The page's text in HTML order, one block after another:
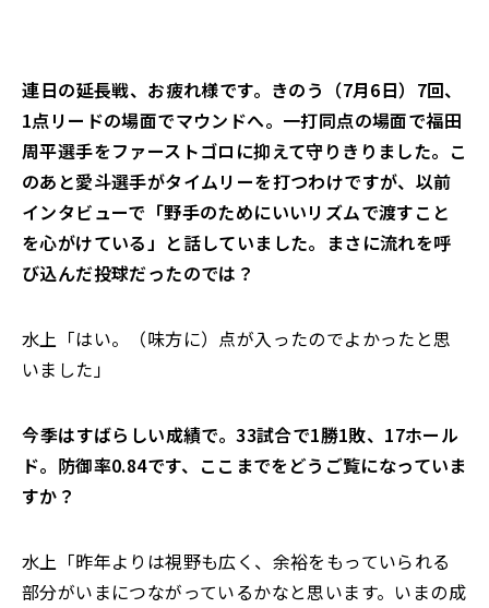
――連日の延長戦、お疲れ様です。きのう（7月6日）7回、
1点リードの場面でマウンドへ。一打同点の場面で福田
周平選手をファーストゴロに抑えて守りきりました。こ
のあと愛斗選手がタイムリーを打つわけですが、以前
インタビューで「野手のためにいいリズムで渡すこと
を心がけている」と話していました。まさに流れを呼
び込んだ投球だったのでは？
水上「はい。（味方に）点が入ったのでよかったと思
いました」
――今季はすばらしい成績で。33試合で1勝1敗、17ホール
ド。防御率0.84です、ここまでをどうご覧になっていま
すか？
水上「昨年よりは視野も広く、余裕をもっていられる
部分がいまにつながっているかなと思います。いまの成